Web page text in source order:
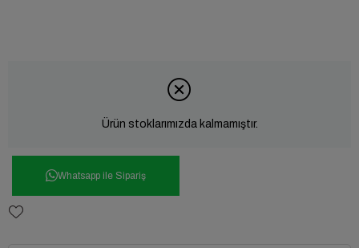
Ürün stoklarımızda kalmamıştır.
Whatsapp ile Sipariş